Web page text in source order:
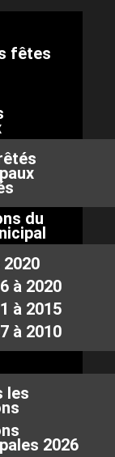
fêtes
du
à 2020
à 2015
à 2010
les
2026